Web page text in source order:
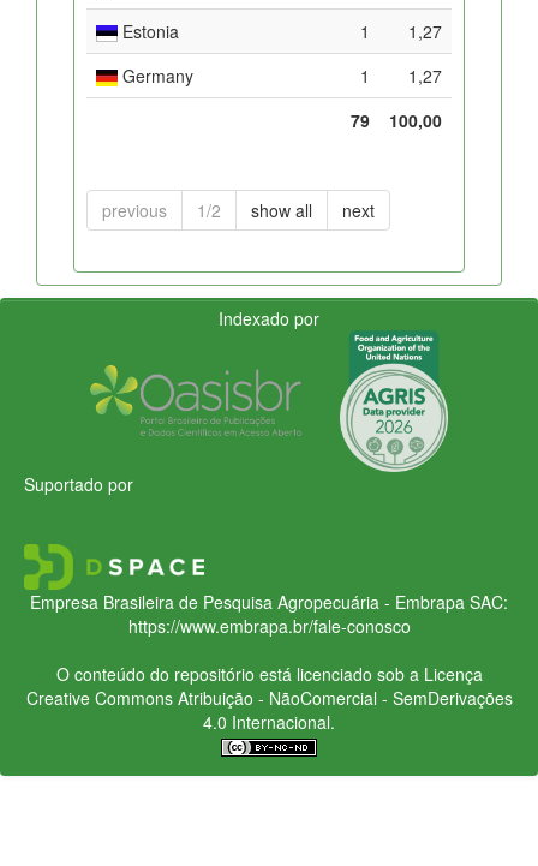
Estonia 1
1,27
Germany
1
1,27
79
100,00
previous 1/2 show all next
Indexado por
Suportado por
Empresa Brasileira de Pesquisa Agropecuária - Embrapa SAC:
https://www.embrapa.br/fale-conosco
O conteúdo do repositório está licenciado sob a Licença
Creative CommonsAtribuição - NãoComercial - SemDerivações
4.0 Internacional.